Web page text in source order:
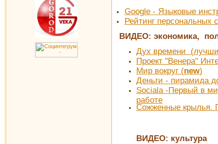
Google - Языковые
Рейтинг персональных
ВИДЕО: экономика,
Дух времени
Проект "Венера"
Мир вокруг (new)
Деньги - пирамида
Sociala -Первый в
работе
Сожженные крылья.
ВИДЕО: культура